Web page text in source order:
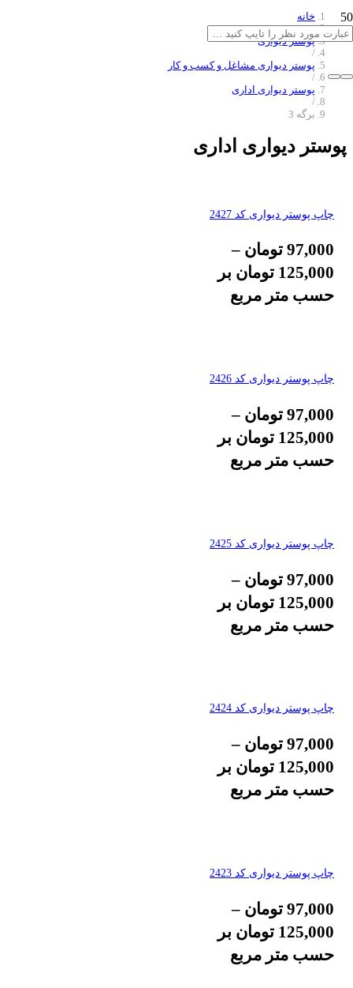
خانه
/
پوستر دیواری
/
پوستر دیواری مشاغل و کسب و کار
/
پوستر دیواری اداری
/
برگه 3
پوستر دیواری اداری
چاپ پوستر دیواری کد 2427
97,000 تومان –
125,000 تومان بر
حسب متر مربع
چاپ پوستر دیواری کد 2426
97,000 تومان –
125,000 تومان بر
حسب متر مربع
چاپ پوستر دیواری کد 2425
97,000 تومان –
125,000 تومان بر
حسب متر مربع
چاپ پوستر دیواری کد 2424
97,000 تومان –
125,000 تومان بر
حسب متر مربع
چاپ پوستر دیواری کد 2423
97,000 تومان –
125,000 تومان بر
حسب متر مربع